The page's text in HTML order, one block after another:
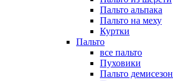
Пальто альпака
Пальто на меху
Куртки
Пальто
все пальто
Пуховики
Пальто